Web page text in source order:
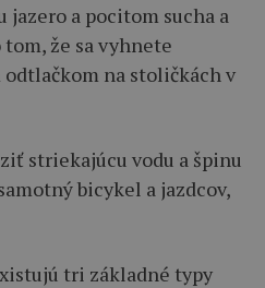
a pocitom sucha a
že sa vyhnete
na stoličkách v
striekajúcu vodu a špinu
bicykel a jazdcov,
tri základné typy